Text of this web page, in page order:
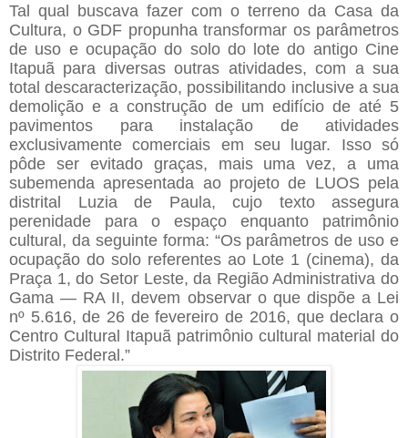
Tal qual buscava fazer com o terreno da Casa da
Cultura, o GDF propunha transformar os parâmetros
de uso e ocupação do solo do lote do antigo Cine
Itapuã para diversas outras atividades, com a sua
total descaracterização, possibilitando inclusive a sua
demolição e a construção de um edifício de até 5
pavimentos para instalação de atividades
exclusivamente comerciais em seu lugar. Isso só
pôde ser evitado graças, mais uma vez, a uma
subemenda apresentada ao projeto de LUOS pela
distrital Luzia de Paula, cujo texto assegura
perenidade para o espaço enquanto patrimônio
cultural, da seguinte forma: “Os parâmetros de uso e
ocupação do solo referentes ao Lote 1 (cinema), da
Praça 1, do Setor Leste, da Região Administrativa do
Gama — RA II, devem observar o que dispõe a Lei
nº 5.616, de 26 de fevereiro de 2016, que declara o
Centro Cultural Itapuã patrimônio cultural material do
Distrito Federal.”